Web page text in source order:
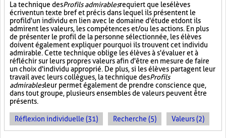
La technique desProfils admirablesrequiert que les élèves
écrivent un texte bref et précis dans lequel ils présentent le
profil d'un individu en lien avec le domaine d'étude et dont ils
admirent les valeurs, les compétences et/ou les actions. En plus
de présenter le profil de la personne sélectionnée, les élèves
doivent également expliquer pourquoi ils trouvent cet individu
admirable. Cette technique oblige les élèves à s'évaluer et à
réfléchir sur leurs propres valeurs afin d'être en mesure de faire
un choix d'individu approprié. De plus, si les élèves partagent leur
travail avec leurs collègues, la technique desProfils
admirablesleur permet également de prendre conscience que,
dans tout groupe, plusieurs ensembles de valeurs peuvent être
présents.
Réflexion individuelle (31) Recherche (5) Valeurs (2)